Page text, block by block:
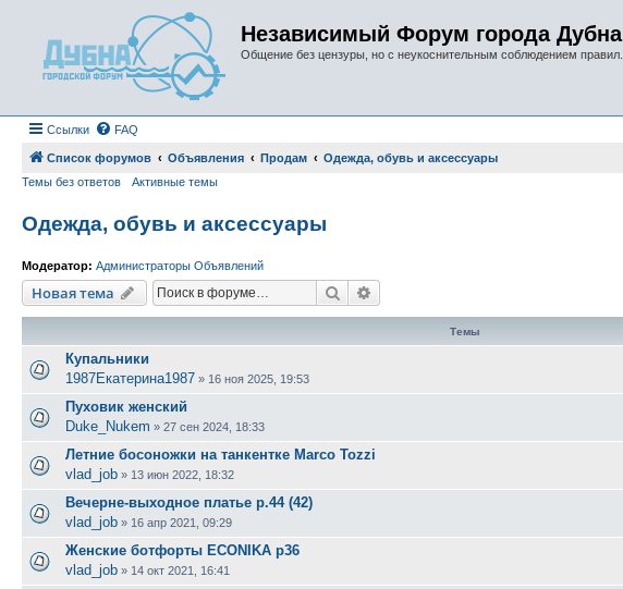
Независимый Форум города Дубна
Общение без цензуры, но с неукоснительным соблюдением правил.
Ссылки FAQ
Список форумов Объявления Продам
Одежда, обувь и аксессуары
Темы без ответов
Активные темы
Одежда, обувь и аксессуары
Модератор: Администраторы Объявлений
Новая тема Поиск
Темы
Купальники
1987Екатерина1987 » 16 ноя 2025, 19:53
Пуховик женский
Duke_Nukem » 27 сен 2024, 18:33
Летние босоножки на танкентке Marco Tozzi
vlad_job » 13 июн 2022, 18:32
Вечерне-выходное платье р.44 (42)
vlad_job » 16 апр 2021, 09:29
Женские ботфорты ECONIKA р36
vlad_job » 14 окт 2021, 16:41